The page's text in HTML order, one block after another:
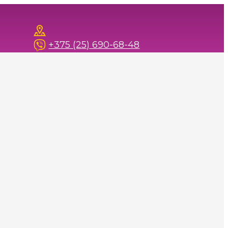
+375 (25) 690-68-48